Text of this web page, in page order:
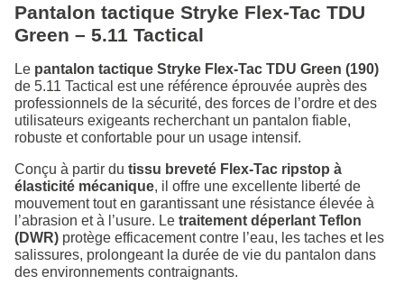
Pantalon tactique Stryke Flex-Tac TDU
Green – 5.11 Tactical
Le pantalon tactique Stryke Flex-Tac TDU Green (190)
de 5.11 Tactical est une référence éprouvée auprès des
professionnels de la sécurité, des forces de l’ordre et des
utilisateurs exigeants recherchant un pantalon fiable,
robuste et confortable pour un usage intensif.
Conçu à partir du tissu breveté Flex-Tac ripstop à
élasticité mécanique, il offre une excellente liberté de
mouvement tout en garantissant une résistance élevée à
l’abrasion et à l’usure. Le traitement déperlant Teflon
(DWR) protège efficacement contre l’eau, les taches et les
salissures, prolongeant la durée de vie du pantalon dans
des environnements contraignants.